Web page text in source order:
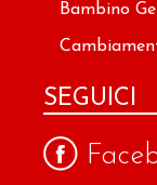
Bambino
SEGUICI